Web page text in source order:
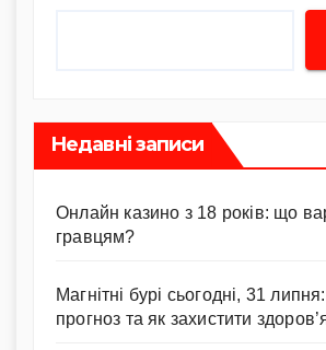
Недавні записи
Онлайн казино з 18 років: що
гравцям?
Магнітні бурі сьогодні, 31
прогноз та як захистити